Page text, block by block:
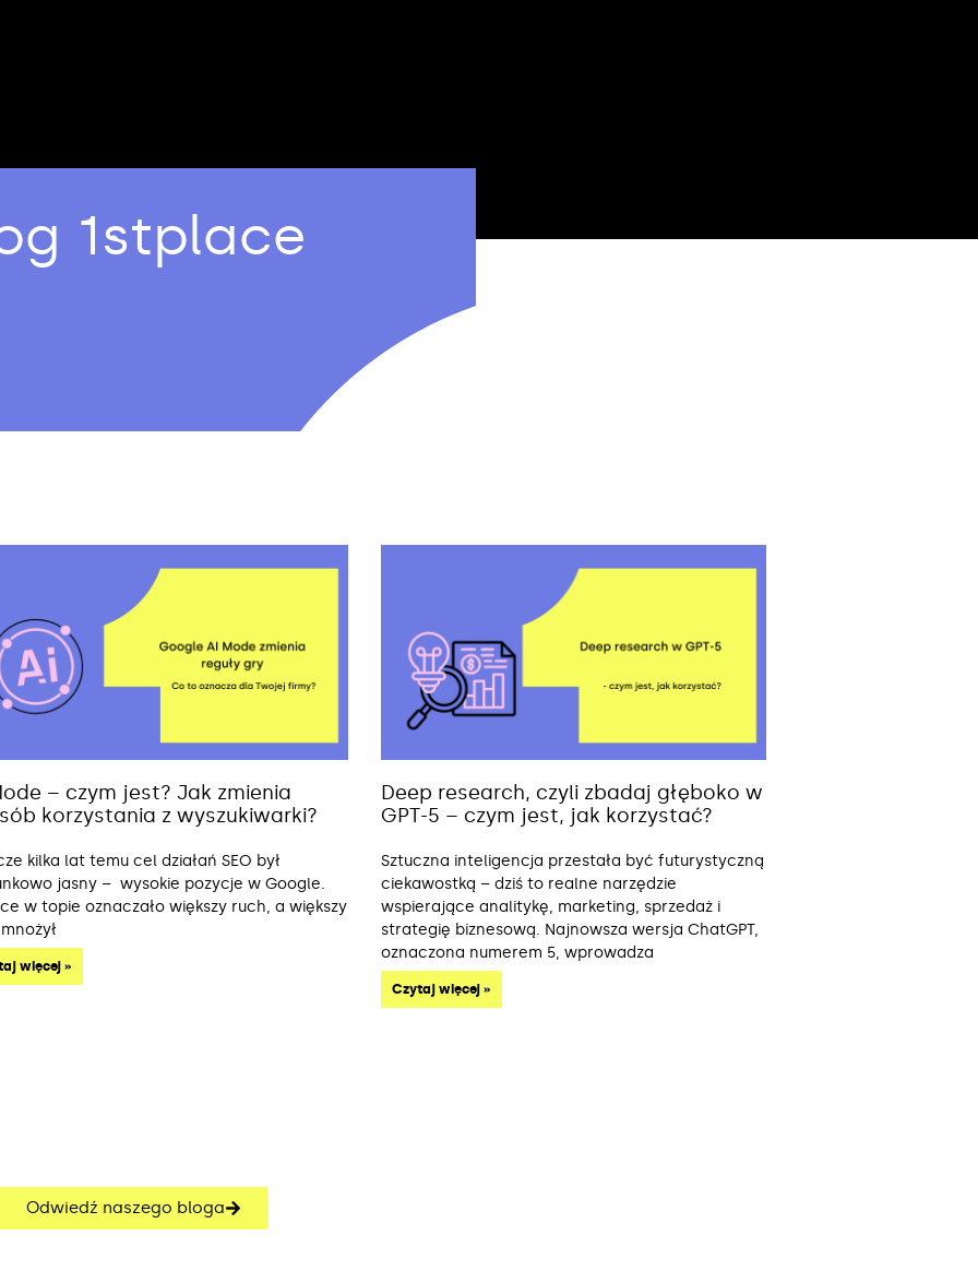
1stplace
– czym jest? Jak zmienia
korzystania z wyszukiwarki?
kilka lat temu cel działań SEO był
jasny – wysokie pozycje w Google.
w topie oznaczało większy ruch, a większy
więcej »
Deep research, czyli zbadaj głęboko w
GPT-5 – czym jest, jak korzystać?
Sztuczna inteligencja przestała być futurystyczną
ciekawostką – dziś to realne narzędzie
wspierające analitykę, marketing, sprzedaż i
strategię biznesową. Najnowsza wersja ChatGPT,
oznaczona numerem 5, wprowadza
Czytaj więcej »
Odwiedź naszego bloga